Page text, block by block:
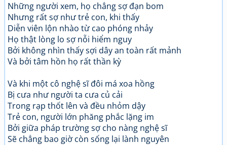
Những người xem, họ chẳng sợ đạn bom
Nhưng rất sợ như trẻ con, khi thấy
Diễn viên lộn nhào từ cao phóng nhảy
Họ thật lòng lo sợ nỗi hiểm nguy
Bởi không nhìn thấy sợi dây an toàn rất mảnh
Và bởi tâm hồn họ rất thần kỳ
Và khi một cô nghệ sĩ đôi má xoa hồng
Bị cưa như người ta cưa củ cải
Trong rạp thốt lên và đều nhỏm dậy
Trẻ con, người lớn phăng phắc lặng im
Bởi giữa pháp trường sợ cho nàng nghệ sĩ
Sẽ chẳng bao giờ còn sống lại lành nguyên